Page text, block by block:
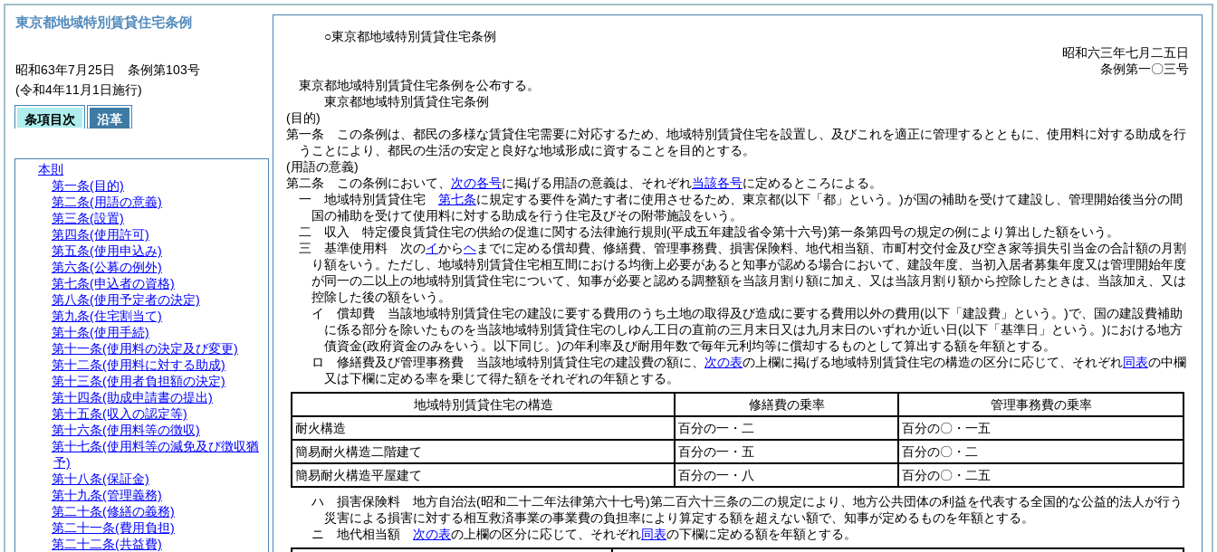
○東京都地域特別賃貸住宅条例
昭和六三年七月二五日
条例第一〇三号
東京都地域特別賃貸住宅条例を公布する。
東京都地域特別賃貸住宅条例
(目的)
第一条
この条例は、都民の多様な賃貸住宅需要に対応するため、地域特別賃貸住宅を設置し、及びこれを適正に管理するとともに、使用料に対する助成を行
うことにより、都民の生活の安定と良好な地域形成に資することを目的とする。
(用語の意義)
第二条
この条例において、 次の各号に掲げる用語の意義は、それぞれ当該各号に定めるところによる。
一
地域特別賃貸住宅 第七条に規定する要件を満たす者に使用させるため、東京都(以下「都」という。)が国の補助を受けて建設し、管理開始後当分の間
国の補助を受けて使用料に対する助成を行う住宅及びその附帯施設をいう。
二
収入 特定優良賃貸住宅の供給の促進に関する法律施行規則 (平成五年建設省令第十六号)第一条第四号の規定の例により算出した額をいう。
三
基準使用料 次のイからヘまでに定める償却費、修繕費、管理事務費、損害保険料、地代相当額、市町村交付金及び空き家等損失引当金の合計額の月割
り額をいう。 ただし、地域特別賃貸住宅相互間における均衡上必要があると知事が認める場合において、建設年度、当初入居者募集年度又は管理開始年度
が同一の二以上の地域特別賃貸住宅について、知事が必要と認める調整額を当該月割り額に加え、又は当該月割り額から控除したときは、当該加え、又は
控除した後の額をいう。
イ
償却費 当該地域特別賃貸住宅の建設に要する費用のうち土地の取得及び造成に要する費用以外の費用(以下「建設費」という。)で、国の建設費補助
に係る部分を除いたものを当該地域特別賃貸住宅のしゆん工日の直前の三月末日又は九月末日のいずれか近い日(以下「基準日」という。)における地方
債資金(政府資金のみをいう。以下同じ。)の年利率及び耐用年数で毎年元利均等に償却するものとして算出する額を年額とする。
ロ
修繕費及び管理事務費 当該地域特別賃貸住宅の建設費の額に、 次の表の上欄に掲げる地域特別賃貸住宅の構造の区分に応じて、それぞれ同表の中欄
又は下欄に定める率を乗じて得た額をそれぞれの年額とする。
地域特別賃貸住宅の構造
修繕費の乗率
管理事務費の乗率
耐火構造
百分の一・二
百分の〇・一五
簡易耐火構造二階建て
百分の一・五
百分の〇・二
簡易耐火構造平屋建て
百分の一・八
百分の〇・二五
ハ
損害保険料 地方自治法(昭和二十二年法律第六十七号)第二百六十三条の二の規定により、地方公共団体の利益を代表する全国的な公益的法人が行う
災害による損害に対する相互救済事業の事業費の負担率により算定する額を超えない額で、知事が定めるものを年額とする。
ニ
地代相当額 次の表の上欄の区分に応じて、それぞれ同表の下欄に定める額を年額とする。
東京都地域特別賃貸住宅条例
昭和63年7月25日 条例第103号
(令和4年11月1日施行)
条項目次 沿革
本則
第一条(目的)
第二条(用語の意義)
第三条(設置)
第四条(使用許可)
第五条(使用申込み)
第六条(公募の例外)
第七条(申込者の資格)
第八条(使用予定者の決定)
第九条(住宅割当て)
第十条(使用手続)
第十一条(使用料の決定及び変更)
第十二条(使用料に対する助成)
第十三条(使用者負担額の決定)
第十四条(助成申請書の提出)
第十五条(収入の認定等)
第十六条(使用料等の徴収)
第十七条(使用料等の減免及び徴収猶
予)
第十八条(保証金)
第十九条(管理義務)
第二十条(修繕の義務)
第二十一条(費用負担)
第二十二条(共益費)